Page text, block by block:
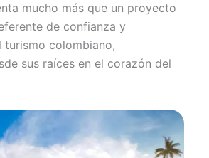
mucho más que un proyecto
de confianza y
turismo colombiano,
sus raíces en el corazón del